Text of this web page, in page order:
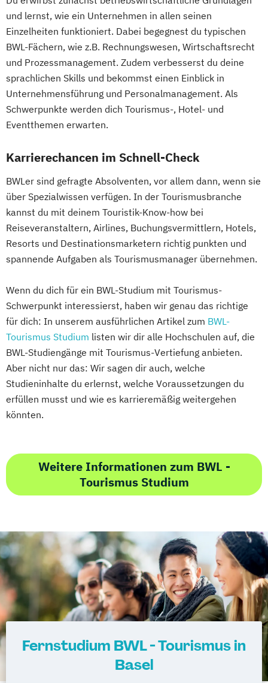
und lernst, wie ein Unternehmen in allen seinen
Einzelheiten funktioniert. Dabei begegnest du typischen
BWL-Fächern, wie z.B. Rechnungswesen, Wirtschaftsrecht
und Prozessmanagement. Zudem verbesserst du deine
sprachlichen Skills und bekommst einen Einblick in
Unternehmensführung und Personalmanagement. Als
Schwerpunkte werden dich Tourismus-, Hotel- und
Eventthemen erwarten.
Karrierechancen im Schnell-Check
BWLer sind gefragte Absolventen, vor allem dann, wenn sie
über Spezialwissen verfügen. In der Tourismusbranche
kannst du mit deinem Touristik-Know-how bei
Reiseveranstaltern, Airlines, Buchungsvermittlern, Hotels,
Resorts und Destinationsmarketern richtig punkten und
spannende Aufgaben als Tourismusmanager übernehmen.
Wenn du dich für ein BWL-Studium mit Tourismus-
Schwerpunkt interessierst, haben wir genau das richtige
für dich: In unserem ausführlichen Artikel zum BWL-
Tourismus Studium listen wir dir alle Hochschulen auf, die
BWL-Studiengänge mit Tourismus-Vertiefung anbieten.
Aber nicht nur das: Wir sagen dir auch, welche
Studieninhalte du erlernst, welche Voraussetzungen du
erfüllen musst und wie es karrieremäßig weitergehen
könnten.
Weitere Informationen zum BWL -
Tourismus Studium
Fernstudium BWL - Tourismus in
Basel